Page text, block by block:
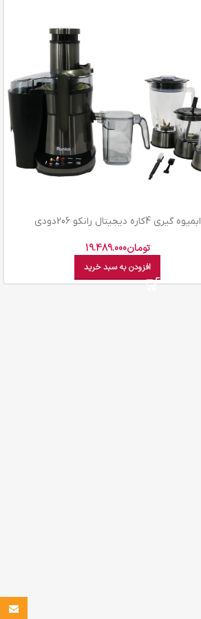
ابميوه گيري 4کاره ديجيتال رانکو 206دودي
تومان19.489.000
افزودن به سبد خرید
Email